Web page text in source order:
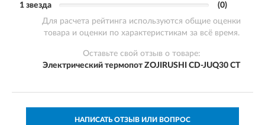
1 звезда
(0)
Для расчета рейтинга используются общие оценки
товара и оценки по характеристикам за всё время.
Оставьте свой отзыв о товаре:
Электрический термопот ZOJIRUSHI CD-JUQ30 CT
НАПИСАТЬ ОТЗЫВ ИЛИ ВОПРОС